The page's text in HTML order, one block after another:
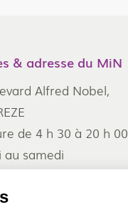
& adresse du MiN
Alfred Nobel,
de 4 h 30 à 20 h 00
au samedi